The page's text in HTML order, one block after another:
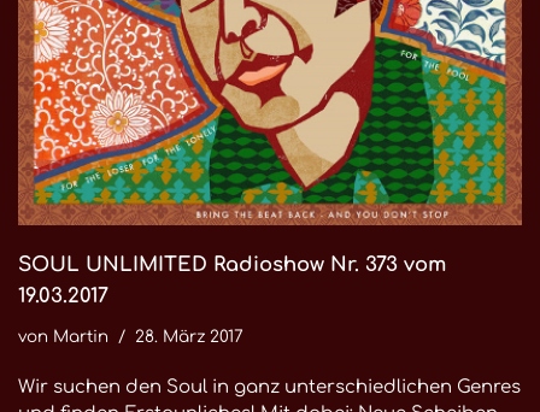
SOUL UNLIMITED Radioshow Nr. 373 vom
19.03.2017
von Martin 28. März 2017
Wir suchen den Soul in ganz unterschiedlichen Genres